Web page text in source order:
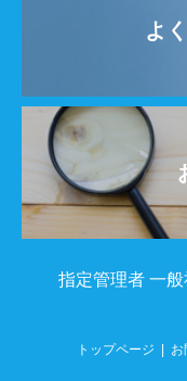
よ
指定管理者 一
トップページ お